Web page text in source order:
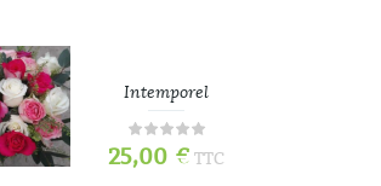
Intemporel
25,00 € TTC